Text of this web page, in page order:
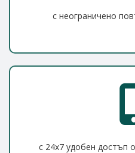
с неограничено
с 24x7 удобен достъп